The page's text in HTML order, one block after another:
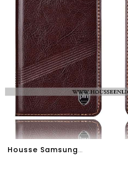
Housse Samsung Galaxy A70s Protection Cuir Véritable Téléphone Portable Coque Marron Incassable Étoi